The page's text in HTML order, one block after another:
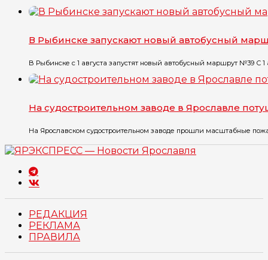
В Рыбинске запускают новый автобусный
В Рыбинске с 1 августа запустят новый автобусный маршрут №39 С 1
На судостроительном заводе в Ярославле
На Ярославском судостроительном заводе прошли масштабные
РЕДАКЦИЯ
РЕКЛАМА
ПРАВИЛА